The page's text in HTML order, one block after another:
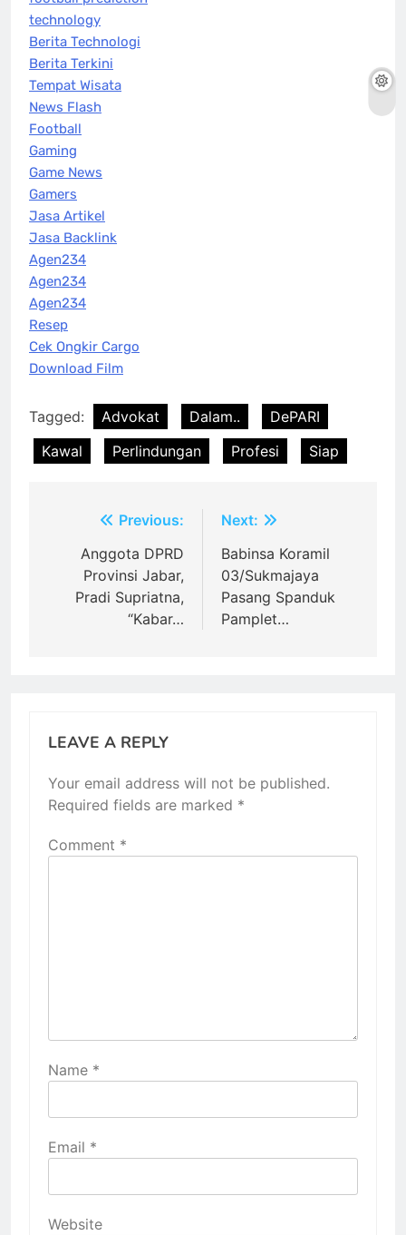
technology
Berita Technologi
Berita Terkini
Tempat Wisata
News Flash
Football
Gaming
Game News
Gamers
Jasa Artikel
Jasa Backlink
Agen234
Agen234
Agen234
Resep
Cek Ongkir Cargo
Download Film
Tagged: Advokat Dalam..
DePARI
Kawal
Perlindungan Profesi Siap
navigation
Previous:
Anggota DPRD
Provinsi Jabar,
Pradi Supriatna,
“Kabar…
Next:
Babinsa Koramil
03/Sukmajaya
Pasang Spanduk
Pamplet…
LEAVE A REPLY
Your email address will not be published.
Required fields are marked *
Comment *
Name *
Email *
Website